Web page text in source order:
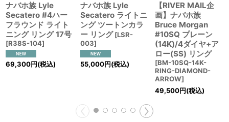
ナバホ族 Lyle
Secatero #4ハー
フラウンド ライト
ニング リング 17号
[R38S-104]
69,300円(税込)
ナバホ族 Lyle
Secatero ライトニ
ング ツートンカラ
ー リング [LSR-
003]
55,000円(税込)
【RIVER MAIL企
画】ナバホ族
Bruce Morgan
#10SQ プレーン
(14K)/4ダイヤ+ア
ロー(SS) リング
[BM-10SQ-14K-
RING-DIAMOND-
ARROW]
49,500円(税込)